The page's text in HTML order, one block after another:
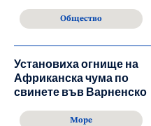
Общество
Установиха огнище на
Африканска чума по
свинете във Варненско
Море